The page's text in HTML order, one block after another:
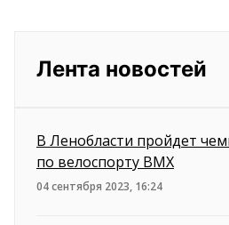
Лента новостей
В Ленобласти пройдет
по велоспорту ВМХ
04 сентября 2023, 16:24